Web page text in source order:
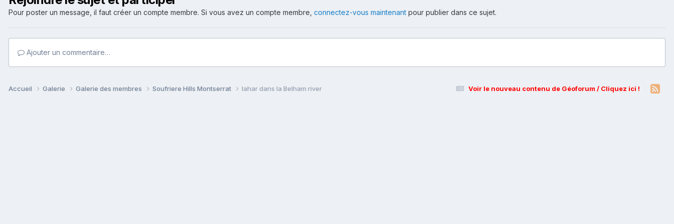
Pour poster un message, il faut créer un compte membre. Si vous avez un compte membre, connectez-vous maintenant pour publier dans ce sujet.
Ajouter un commentaire…
Voir le nouveau contenu de Géoforum / Cliquez ici !
Accueil Galerie Galerie des membres Soufriere Hills Montserrat lahar dans la Belham river